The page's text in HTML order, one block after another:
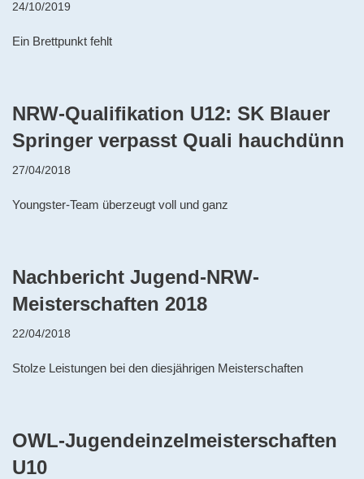
24/10/2019
Ein Brettpunkt fehlt
NRW-Qualifikation U12: SK Blauer
Springer verpasst Quali hauchdünn
27/04/2018
Youngster-Team überzeugt voll und ganz
Nachbericht Jugend-NRW-
Meisterschaften 2018
22/04/2018
Stolze Leistungen bei den diesjährigen Meisterschaften
OWL-Jugendeinzelmeisterschaften
U10